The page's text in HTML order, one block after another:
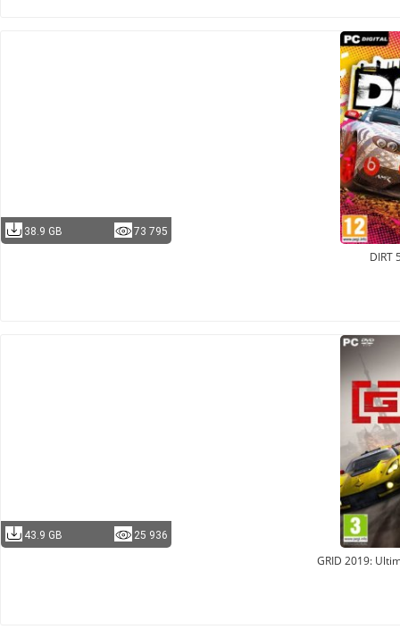
38.9 GB 73 795
DIRT
43.9 GB 25 936
GRID 2019: